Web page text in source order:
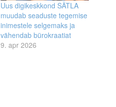
Uus digikeskkond SÄTLA
muudab seaduste tegemise
inimestele selgemaks ja
vähendab bürokraatiat
9. apr 2026